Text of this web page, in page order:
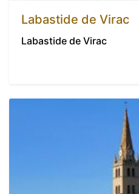
Labastide de Virac
Labastide de Virac